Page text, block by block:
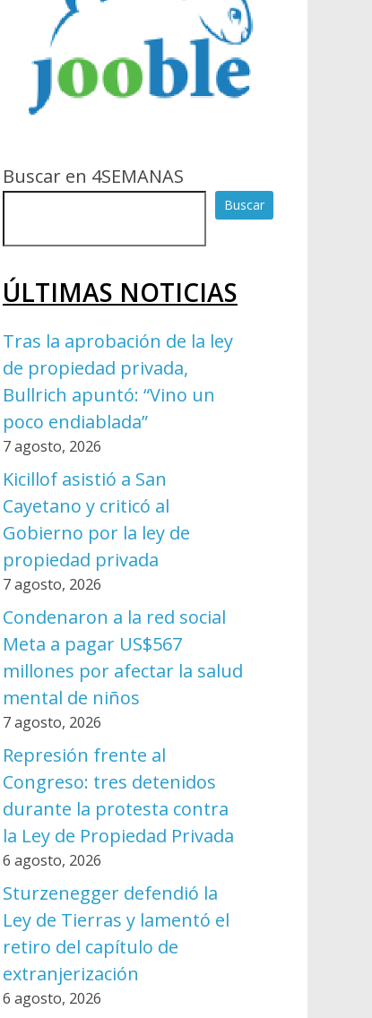
Buscar en 4SEMANAS
Buscar
ÚLTIMAS NOTICIAS
Tras la aprobación de la ley
de propiedad privada,
Bullrich apuntó: “Vino un
poco endiablada”
7 agosto, 2026
Kicillof asistió a San
Cayetano y criticó al
Gobierno por la ley de
propiedad privada
7 agosto, 2026
Condenaron a la red social
Meta a pagar US$567
millones por afectar la salud
mental de niños
7 agosto, 2026
Represión frente al
Congreso: tres detenidos
durante la protesta contra
la Ley de Propiedad Privada
6 agosto, 2026
Sturzenegger defendió la
Ley de Tierras y lamentó el
retiro del capítulo de
extranjerización
6 agosto, 2026